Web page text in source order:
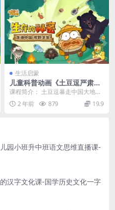
》
操.jpg [1.03MB]
[86.93MB]
生活启蒙
儿童科普动画《土豆逗严肃科
普：生存的秘密》全10讲视频
课程
课程简介： 土豆逗暴走中国大地，
10种典型地貌在这场冒险中登场，
在每一个场景下，...
2 年前 879 19.9
园小班升中班语文思维直播课-
汉字文化课-国学历史文化一字